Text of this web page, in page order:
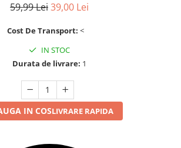
59,99 Lei39,00 Lei
Cost De Transport: <
IN STOC
Durata de livrare: 1
IN COSLIVRARE RAPIDA